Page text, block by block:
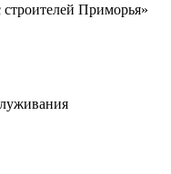
Приморья»